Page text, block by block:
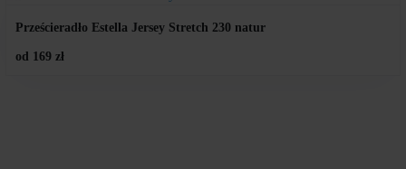
Prześcieradło Estella Jersey Stretch 230 natur
od 169 zł